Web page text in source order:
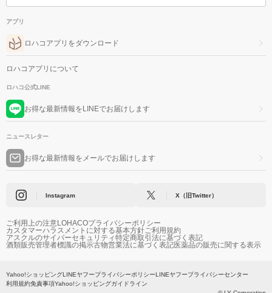
アプリ
ロハコアプリをダウンロード
ロハコアプリについて
ロハコ公式LINE
お得な最新情報をLINEでお届けします
ニュースレター
お得な最新情報をメールでお届けします
Instagram X（旧Twitter）
ご利用上の注意LOHACOプライバシーポリシー
カスタマーハラスメントに対する基本方針ご利用規約
アスクルのサイバーセキュリティ特定商取引法に基づく表記
酒類販売管理者標識の掲示古物営業法に基づく表記医薬品の販売に関する表示
Yahoo!ショッピングLINEヤフープライバシーポリシーLINEヤフープライバシーセンター
利用規約免責事項Yahoo!ショッピングガイドライン